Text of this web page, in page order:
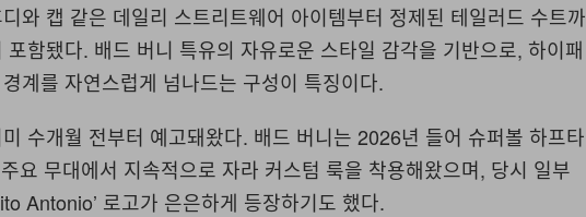
와 캡 같은 데일리 스트리트웨어 아이템부터 정제된 테일러드 수트까
포함됐다. 배드 버니 특유의 자유로운 스타일 감각을 기반으로, 하이패
계를 자연스럽게 넘나드는 구성이 특징이다.
수개월 전부터 예고돼왔다. 배드 버니는 2026년 들어 슈퍼볼 하프타
요 무대에서 지속적으로 자라 커스텀 룩을 착용해왔으며, 당시 일부
Antonio’ 로고가 은은하게 등장하기도 했다.